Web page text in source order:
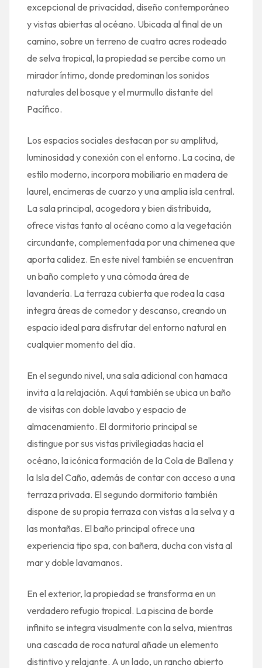
excepcional de privacidad, diseño contemporáneo
y vistas abiertas al océano. Ubicada al final de un
camino, sobre un terreno de cuatro acres rodeado
de selva tropical, la propiedad se percibe como un
mirador íntimo, donde predominan los sonidos
naturales del bosque y el murmullo distante del
Pacífico.
Los espacios sociales destacan por su amplitud,
luminosidad y conexión con el entorno. La cocina, de
estilo moderno, incorpora mobiliario en madera de
laurel, encimeras de cuarzo y una amplia isla central.
La sala principal, acogedora y bien distribuida,
ofrece vistas tanto al océano como a la vegetación
circundante, complementada por una chimenea que
aporta calidez. En este nivel también se encuentran
un baño completo y una cómoda área de
lavandería. La terraza cubierta que rodea la casa
integra áreas de comedor y descanso, creando un
espacio ideal para disfrutar del entorno natural en
cualquier momento del día.
En el segundo nivel, una sala adicional con hamaca
invita a la relajación. Aquí también se ubica un baño
de visitas con doble lavabo y espacio de
almacenamiento. El dormitorio principal se
distingue por sus vistas privilegiadas hacia el
océano, la icónica formación de la Cola de Ballena y
la Isla del Caño, además de contar con acceso a una
terraza privada. El segundo dormitorio también
dispone de su propia terraza con vistas a la selva y a
las montañas. El baño principal ofrece una
experiencia tipo spa, con bañera, ducha con vista al
mar y doble lavamanos.
En el exterior, la propiedad se transforma en un
verdadero refugio tropical. La piscina de borde
infinito se integra visualmente con la selva, mientras
una cascada de roca natural añade un elemento
distintivo y relajante. A un lado, un rancho abierto